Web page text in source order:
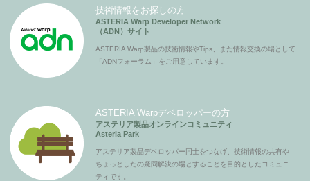
技術情報をお探しの方
ASTERIA Warp Developer Network
（ADN）サイト
ASTERIA Warp製品の技術情報やTips、また情報交換の場として
「ADNフォーラム」をご用意しています。
ASTERIA Warpデベロッパーの方
アステリア製品オンラインコミュニティ
Asteria Park
アステリア製品デベロッパー同士をつなげ、技術情報の共有や
ちょっとしたの疑問解決の場とすることを目的としたコミュニ
ティです。